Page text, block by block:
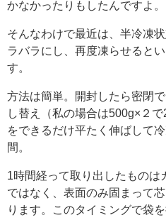
かなかったりもしたんですよ。
そんなわけで最近は、半冷凍
ラバラにし、再度凍らせると
す。
方法は簡単。開封したら密閉
し替え（私の場合は500g×２
をできるだけ平たく伸ばして
間。
1時間経って取り出したものは
ではなく、表面のみ固まって
ります。このタイミングで袋